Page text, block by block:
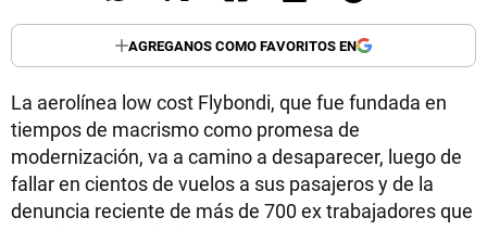
AGREGANOS COMO FAVORITOS EN
La aerolínea low cost Flybondi, que fue fundada en
tiempos de macrismo como promesa de
modernización, va a camino a desaparecer, luego de
fallar en cientos de vuelos a sus pasajeros y de la
denuncia reciente de más de 700 ex trabajadores que